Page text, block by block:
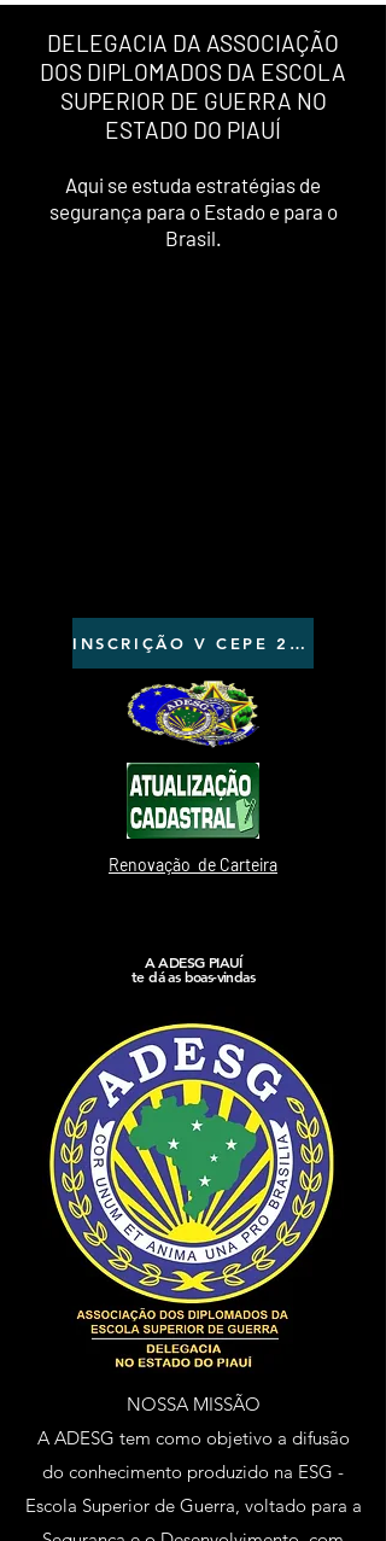
DELEGACIA DA ASSOCIAÇÃO
DOS DIPLOMADOS DA ESCOLA
SUPERIOR DE GUERRA NO
ESTADO DO PIAUÍ
Aqui se estuda estratégias de
segurança para o Estado e para o
Brasil.
INSCRIÇÃO V CEPE 2026 - QR Code acima.
Renovação de Carteira
A ADESG PIAUÍ
te dá as boas-vindas
NOSSA MISSÃO
A ADESG tem como objetivo a difusão
do conhecimento produzido na ESG -
Escola Superior de Guerra, voltado para a